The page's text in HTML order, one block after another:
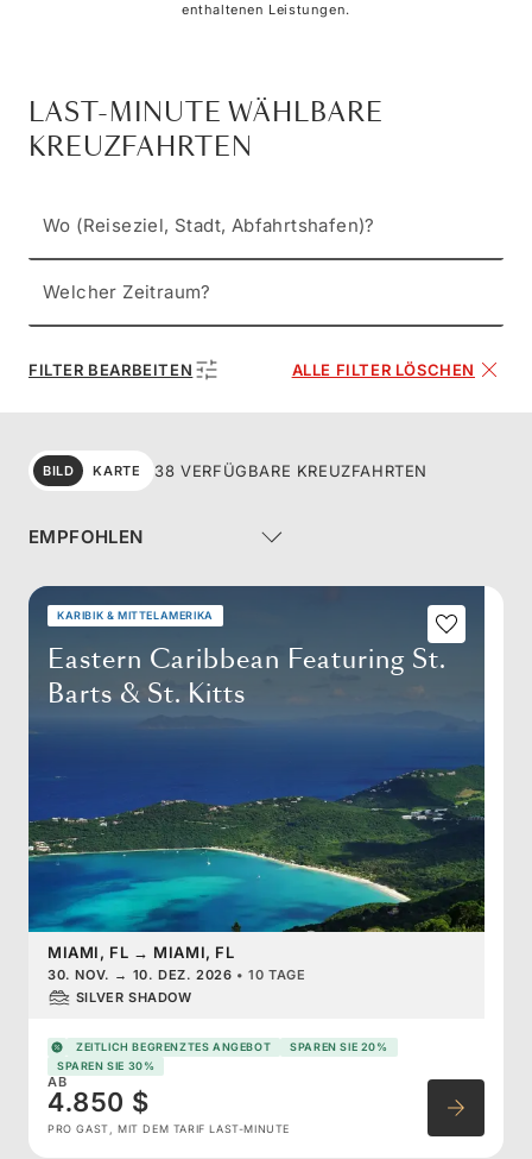
enthaltenen Leistungen.
LAST-MINUTE WÄHLBARE
KREUZFAHRTEN
Wo (Reiseziel, Stadt, Abfahrtshafen)?
Welcher Zeitraum?
FILTER BEARBEITEN ALLE FILTER LÖSCHEN
BILD KARTE 38 VERFÜGBARE KREUZFAHRTEN
KARIBIK & MITTELAMERIKA
Eastern Caribbean Featuring St.
Barts & St. Kitts
MIAMI, FL → MIAMI, FL
30. NOV. → 10. DEZ. 2026 •10 TAGE
SILVER SHADOW
ZEITLICH BEGRENZTES ANGEBOT
SPAREN SIE 20%
SPAREN SIE 30%
AB
4.850 $
PRO GAST, MIT DEM TARIF LAST-MINUTE